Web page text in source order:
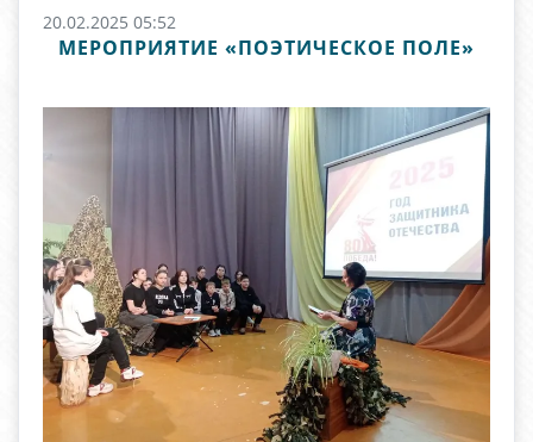
20.02.2025 05:52
МЕРОПРИЯТИЕ «ПОЭТИЧЕСКОЕ ПОЛЕ»